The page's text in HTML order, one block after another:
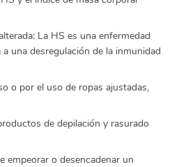
La HS es una enfermedad
una desregulación de la inmunidad
o por el uso de ropas ajustadas,
de depilación y rasurado
empeorar o desencadenar un